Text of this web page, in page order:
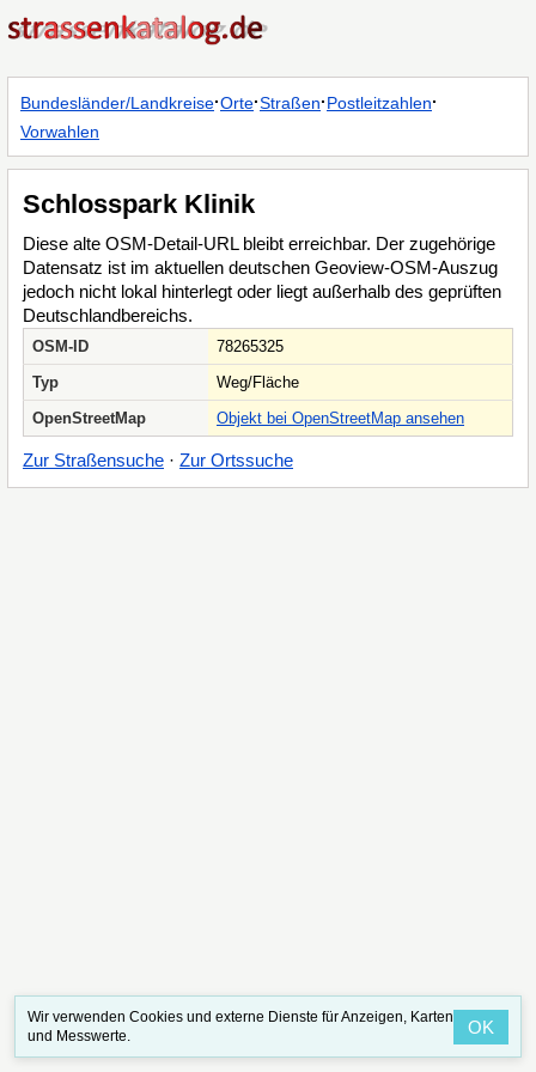
Bundesländer/Landkreise·Orte·Straßen·Postleitzahlen·
Vorwahlen
Schlosspark Klinik
Diese alte OSM-Detail-URL bleibt erreichbar. Der zugehörige
Datensatz ist im aktuellen deutschen Geoview-OSM-Auszug
jedoch nicht lokal hinterlegt oder liegt außerhalb des geprüften
Deutschlandbereichs.
OSM-ID
78265325
Typ
Weg/Fläche
OpenStreetMap
Objekt bei OpenStreetMap ansehen
Zur Straßensuche · Zur Ortssuche
Wir verwenden Cookies und externe Dienste für Anzeigen, Karten
und Messwerte.
OK